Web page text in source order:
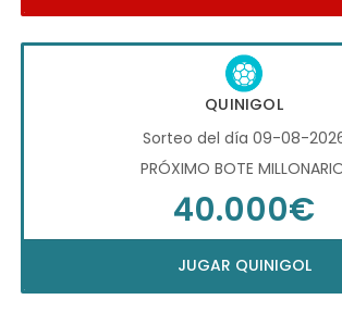
QUINIGOL
Sorteo del día 09-08-
PRÓXIMO BOTE
40.000€
JUGAR QUINIGOL